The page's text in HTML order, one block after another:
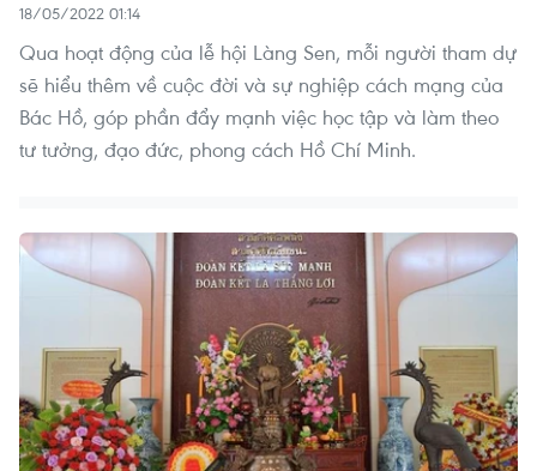
18/05/2022 01:14
Qua hoạt động của lễ hội Làng Sen, mỗi người tham dự
sẽ hiểu thêm về cuộc đời và sự nghiệp cách mạng của
Bác Hồ, góp phần đẩy mạnh việc học tập và làm theo
tư tưởng, đạo đức, phong cách Hồ Chí Minh.